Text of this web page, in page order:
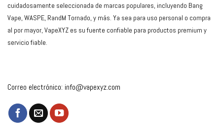
cuidadosamente seleccionada de marcas populares, incluyendo Bang
Vape, WASPE, RandM Tornado, y más. Ya sea para uso personal o compra
al por mayor, VapeXYZ es su fuente confiable para productos premium y
servicio fiable.
Correo electrónico: info@vapexyz.com